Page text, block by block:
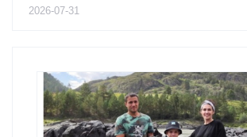
2026-07-31